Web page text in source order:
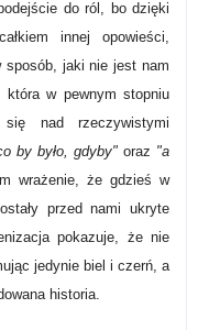
do ról, bo dzięki
innej opowieści,
sposób, jaki nie jest nam
w pewnym stopniu
nad rzeczywistymi
by było, gdyby" oraz "a
wrażenie, że gdzieś w
przed nami ukryte
pokazuje, że nie
jedynie biel i czerń, a
historia.